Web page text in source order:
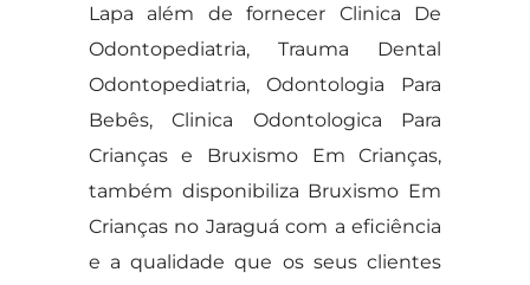
Lapa além de fornecer Clinica De
Odontopediatria, Trauma Dental
Odontopediatria, Odontologia Para
Bebês, Clinica Odontologica Para
Crianças e Bruxismo Em Crianças,
também disponibiliza Bruxismo Em
Crianças no Jaraguá com a eficiência
e a qualidade que os seus clientes